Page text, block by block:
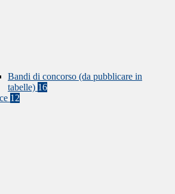
Bandi di concorso (da pubblicare in
tabelle) 16
12